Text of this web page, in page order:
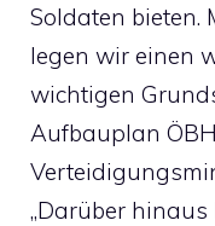
Soldaten bieten.
legen wir einen
wichtigen
Aufbauplan
„Darüber hinaus